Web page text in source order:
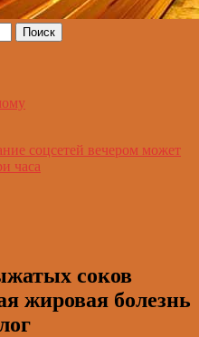
соцсетей вечером может
часа
соков
жировая болезнь